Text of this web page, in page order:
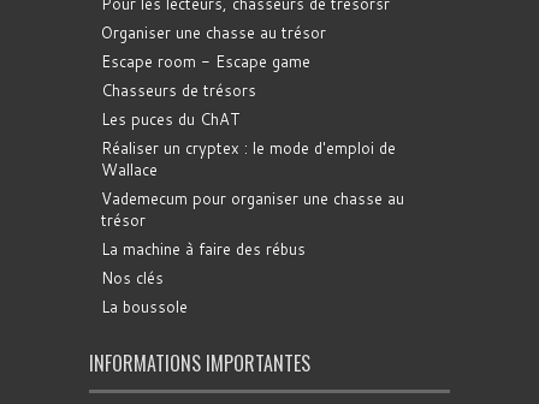
Organiser une chasse au trésor
Escape room - Escape game
Chasseurs de trésors
Les puces du ChAT
Réaliser un cryptex : le mode d'emploi de
Wallace
Vademecum pour organiser une chasse au
trésor
La machine à faire des rébus
Nos clés
La boussole
INFORMATIONS IMPORTANTES